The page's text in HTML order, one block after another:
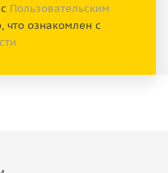
Пользовательским
что ознакомлен с